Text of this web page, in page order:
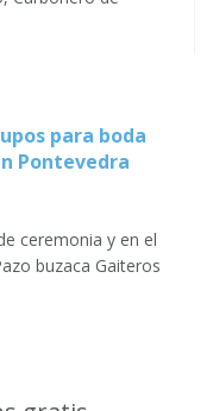
para boda
Pontevedra
ceremonia y en el
buzaca Gaiteros